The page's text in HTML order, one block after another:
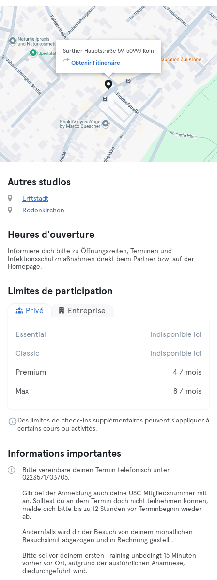
Sürther Hauptstraße 59, 50999 Köln
Obtenir l'itinéraire
Autres studios
Erftstadt
Rodenkirchen
Heures d'ouverture
Informiere dich bitte zu Öffnungszeiten, Terminen und
Infektionsschutzmaßnahmen direkt beim Partner bzw. auf der
Homepage.
Limites de participation
Privé Entreprise
Essential Indisponible ici
Classic Indisponible ici
Premium 4 / mois
Max 8 / mois
Des limites de check-ins supplémentaires peuvent s'appliquer à
certains cours ou activités.
Informations importantes
Bitte vereinbare deinen Termin telefonisch unter
02235/1703705.
Gib bei der Anmeldung auch deine USC Mitgliedsnummer mit
an. Solltest du an dem Termin doch nicht teilnehmen können,
melde dich bitte bis zu 12 Stunden vor Terminbeginn wieder
ab.
Andernfalls wird dir der Besuch von deinem monatlichen
Besuchslimit abgezogen und in Rechnung gestellt.
Bitte sei vor deinem ersten Training unbedingt 15 Minuten
vorher vor Ort, aufgrund der ausführlichen Anamnese,
diedurchgeführt wird.